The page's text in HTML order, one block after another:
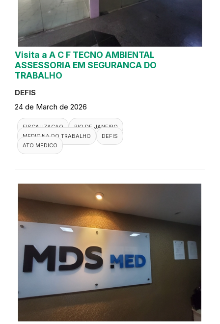
Visita a A C F TECNO AMBIENTAL
ASSESSORIA EM SEGURANCA DO
TRABALHO
DEFIS
24 de March de 2026
FISCALIZACAO
RIO DE JANEIRO
MEDICINA DO TRABALHO
DEFIS
ATO MEDICO